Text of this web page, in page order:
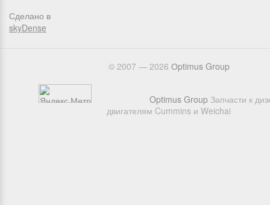
Сделано в
skyDense
© 2007 — 2026 Оptimus Group
Optimus Group Запчасти к
двигателям Cummins и Weichai